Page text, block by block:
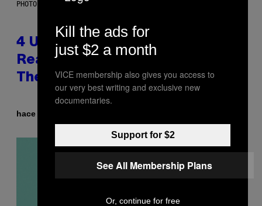
PHOTO: GCSHUTTER / GETTY IMAGES
4 Unexpected but Common
Reasons Couples End Up in
Therapy, According to an Expert
hace 2 horas
Kill the ads for
just $2 a month
VICE membership also gives you access to
our very best writing and exclusive new
documentaries.
Support for $2
See All Membership Plans
Or, continue for free